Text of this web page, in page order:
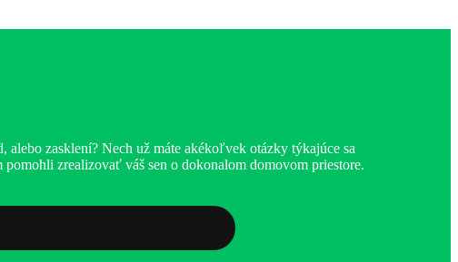
zasklení? Nech už máte akékoľvek otázky týkajúce sa
zrealizovať váš sen o dokonalom domovom priestore.